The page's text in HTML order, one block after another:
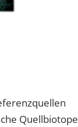
Quellbiotope